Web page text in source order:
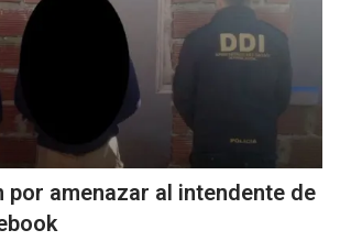
por amenazar al intendente de